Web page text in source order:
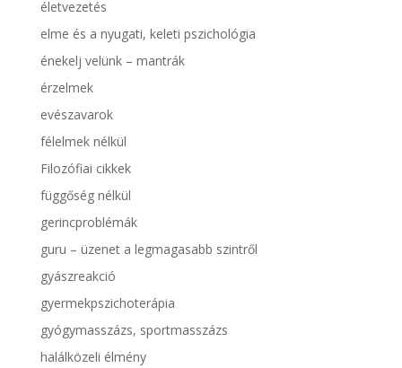
életvezetés
elme és a nyugati, keleti pszichológia
énekelj velünk – mantrák
érzelmek
evészavarok
félelmek nélkül
Filozófiai cikkek
függőség nélkül
gerincproblémák
guru – üzenet a legmagasabb szintről
gyászreakció
gyermekpszichoterápia
gyógymasszázs, sportmasszázs
halálközeli élmény